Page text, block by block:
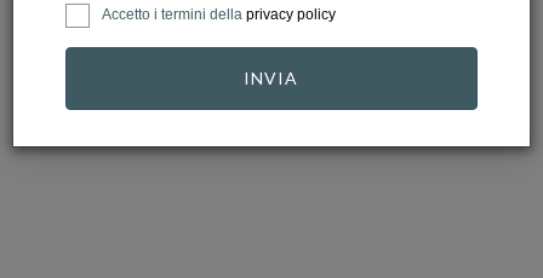
Pandora - Bracciale
Tennis con cuore in…
Bracciale Moments
con Chiusura a
Accetto i termini della privacy policy
INVIA